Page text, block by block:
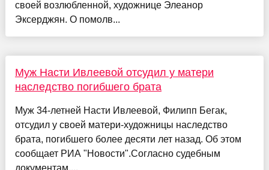
своей возлюбленной, художнице Элеанор
Эксерджян. О помолв...
Муж Насти Ивлеевой отсудил у матери
наследство погибшего брата
Муж 34-летней Насти Ивлеевой, Филипп Бегак,
отсудил у своей матери-художницы наследство
брата, погибшего более десяти лет назад. Об этом
сообщает РИА "Новости".Согласно судебным
документам,...